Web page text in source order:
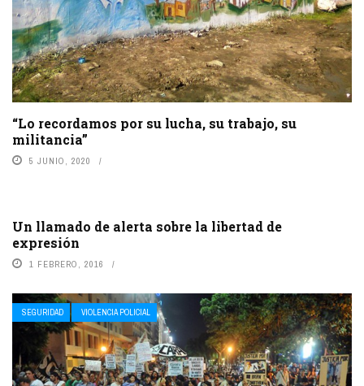
“Lo recordamos por su lucha, su trabajo, su
militancia”
5 JUNIO, 2020
Un llamado de alerta sobre la libertad de
expresión
1 FEBRERO, 2016
SEGURIDAD VIOLENCIA POLICIAL